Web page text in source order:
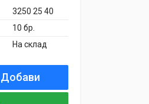
3250 25 40
10 бр.
На склад
Добави